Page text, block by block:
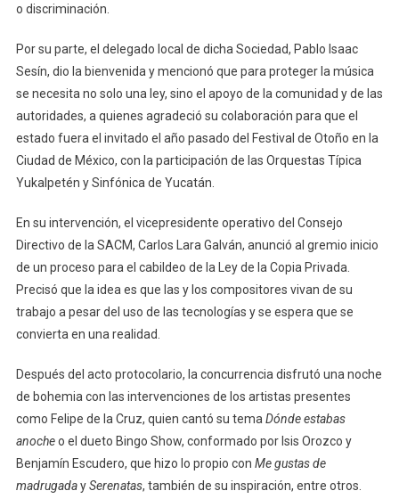
o discriminación.
Por su parte, el delegado local de dicha Sociedad, Pablo Isaac
Sesín, dio la bienvenida y mencionó que para proteger la música
se necesita no solo una ley, sino el apoyo de la comunidad y de las
autoridades, a quienes agradeció su colaboración para que el
estado fuera el invitado el año pasado del Festival de Otoño en la
Ciudad de México, con la participación de las Orquestas Típica
Yukalpetén y Sinfónica de Yucatán.
En su intervención, el vicepresidente operativo del Consejo
Directivo de la SACM, Carlos Lara Galván, anunció al gremio inicio
de un proceso para el cabildeo de la Ley de la Copia Privada.
Precisó que la idea es que las y los compositores vivan de su
trabajo a pesar del uso de las tecnologías y se espera que se
convierta en una realidad.
Después del acto protocolario, la concurrencia disfrutó una noche
de bohemia con las intervenciones de los artistas presentes
como Felipe de la Cruz, quien cantó su tema Dónde estabas
anocheo el dueto Bingo Show, conformado por Isis Orozco y
Benjamín Escudero, que hizo lo propio con Me gustas de
madrugadaySerenatas, también de su inspiración, entre otros.